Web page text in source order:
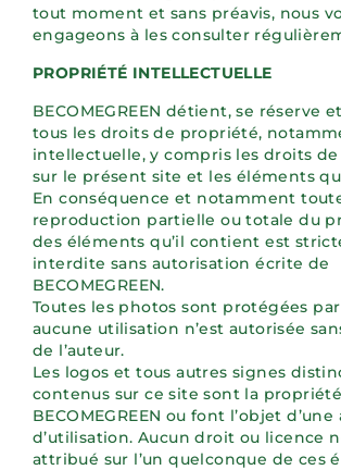
tout moment et sans préavis, nous
engageons à les consulter
PROPRIÉTÉ INTELLECTUELLE
BECOMEGREEN détient, se réserve
tous les droits de propriété,
intellectuelle, y compris les droits
sur le présent site et les éléments
En conséquence et notamment
reproduction partielle ou totale du
des éléments qu’il contient est
interdite sans autorisation écrite de
BECOMEGREEN.
Toutes les photos sont protégées
aucune utilisation n’est autorisée
de l’auteur.
Les logos et tous autres signes
contenus sur ce site sont la
BECOMEGREEN ou font l’objet
d’utilisation. Aucun droit ou licence
attribué sur l’un quelconque de ces